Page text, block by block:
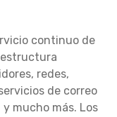
continuo de
redes,
de correo
mucho más. Los